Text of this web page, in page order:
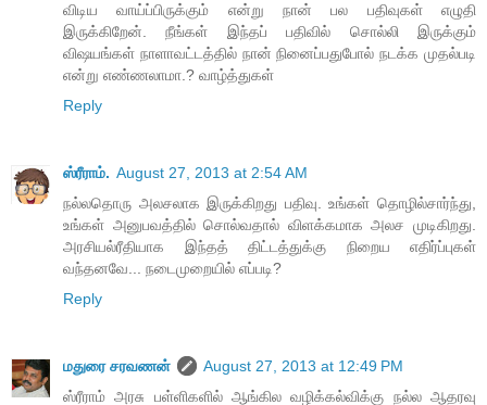
விடிய வாய்ப்பிருக்கும் என்று நான் பல பதிவுகள் எழுதி
இருக்கிறேன். நீங்கள் இந்தப் பதிவில் சொல்லி இருக்கும்
விஷயங்கள் நாளாவட்டத்தில் நான் நினைப்பதுபோல் நடக்க முதல்படி
என்று எண்ணலாமா.? வாழ்த்துகள்
Reply
ஸ்ரீராம். August 27, 2013 at 2:54 AM
நல்லதொரு அலசலாக இருக்கிறது பதிவு. உங்கள் தொழில்சார்ந்து,
உங்கள் அனுபவத்தில் சொல்வதால் விளக்கமாக அலச முடிகிறது.
அரசியல்ரீதியாக இந்தத் திட்டத்துக்கு நிறைய எதிர்ப்புகள்
வந்தனவே... நடைமுறையில் எப்படி?
Reply
மதுரை சரவணன்
August 27, 2013 at 12:49 PM
ஸ்ரீராம் அரசு பள்ளிகளில் ஆங்கில வழிக்கல்விக்கு நல்ல ஆதரவு